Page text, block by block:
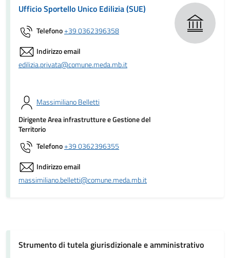
Ufficio Sportello Unico Edilizia (SUE)
Telefono+39 0362396358
Indirizzo email
edilizia.privata@comune.meda.mb.it
Massimiliano Belletti
Dirigente Area infrastrutture e Gestione del
Territorio
Telefono+39 0362396355
Indirizzo email
massimiliano.belletti@comune.meda.mb.it
Strumento di tutela giurisdizionale e amministrativo